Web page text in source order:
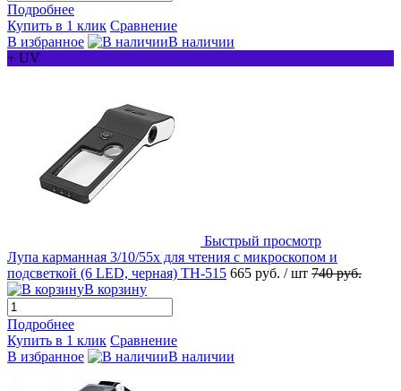
Подробнее
Купить в 1 клик Сравнение
В избранное
В наличии
+ UV
Быстрый просмотр
Лупа карманная 3/10/55x для чтения с микроскопом и
подсветкой (6 LED, черная) TH-515 665 руб. / шт 740 руб.
В корзину
Подробнее
Купить в 1 клик Сравнение
В избранное
В наличии